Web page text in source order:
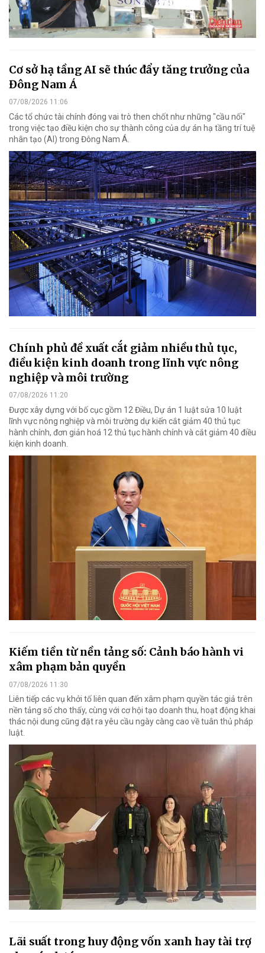
Cơ sở hạ tầng AI sẽ thúc đẩy tăng trưởng của
Đông Nam Á
07/08/2026 11:06
Các tổ chức tài chính đóng vai trò then chốt như những "cầu nối"
trong việc tạo điều kiện cho sự thành công của dự án hạ tầng trí tuệ
nhân tạo (AI) trong Đông Nam Á.
Chính phủ đề xuất cắt giảm nhiều thủ tục,
điều kiện kinh doanh trong lĩnh vực nông
nghiệp và môi trường
07/08/2026 11:20
Được xây dựng với bố cục gồm 12 Điều, Dự án 1 luật sửa 10 luật
lĩnh vực nông nghiệp và môi trường dự kiến cắt giảm 40 thủ tục
hành chính, đơn giản hoá 12 thủ tục hành chính và cắt giảm 40 điều
kiện kinh doanh.
Kiếm tiền từ nền tảng số: Cảnh báo hành vi
xâm phạm bản quyền
07/08/2026 11:30
Liên tiếp các vụ khởi tố liên quan đến xâm phạm quyền tác giả trên
nền tảng số cho thấy, cùng với cơ hội tạo doanh thu, hoạt động khai
thác nội dung cũng đặt ra yêu cầu ngày càng cao về tuân thủ pháp
luật.
Lãi suất trong huy động vốn xanh hay tài trợ